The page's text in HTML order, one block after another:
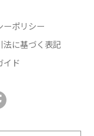
ーポリシー
法に基づく表記
イド